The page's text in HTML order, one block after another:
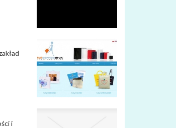
i